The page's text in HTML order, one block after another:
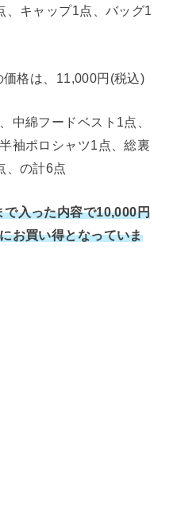
、キャップ1点、バッグ1
格は、11,000円(税込)
中綿フードベスト1点、
袖ポロシャツ1点、総裏
、の計6点
で入った内容で10,000円
お買い得となっていま